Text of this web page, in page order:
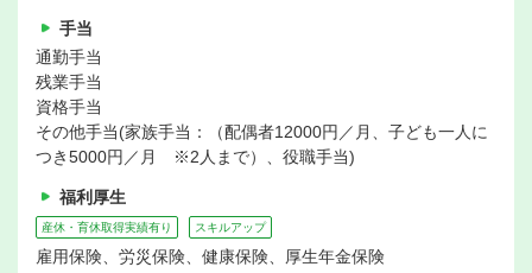
手当
通勤手当
残業手当
資格手当
その他手当(家族手当：（配偶者12000円／月、子ども一人に
つき5000円／月 ※2人まで）、役職手当)
福利厚生
産休・育休取得実績有り スキルアップ
雇用保険、労災保険、健康保険、厚生年金保険